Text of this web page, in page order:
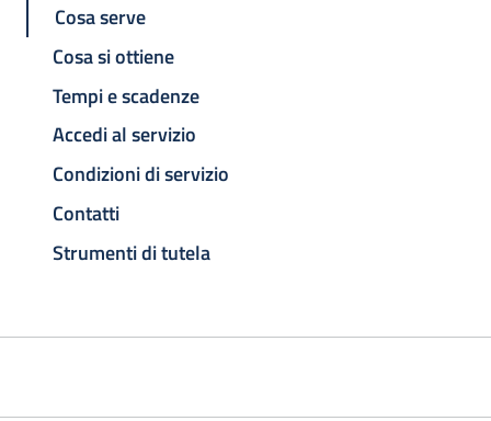
Cosa serve
Cosa si ottiene
Tempi e scadenze
Accedi al servizio
Condizioni di servizio
Contatti
Strumenti di tutela